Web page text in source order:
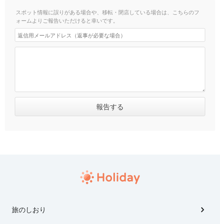
スポット情報に誤りがある場合や、移転・閉店している場合は、こちらのフ
ォームよりご報告いただけると幸いです。
旅のしおり